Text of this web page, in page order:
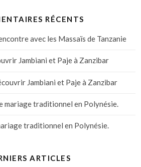
RÉCENTS
avec les Massaïs de Tanzanie
Jambiani et Paje à Zanzibar
Jambiani et Paje à Zanzibar
mariage traditionnel en Polynésie.
traditionnel en Polynésie.
ARTICLES